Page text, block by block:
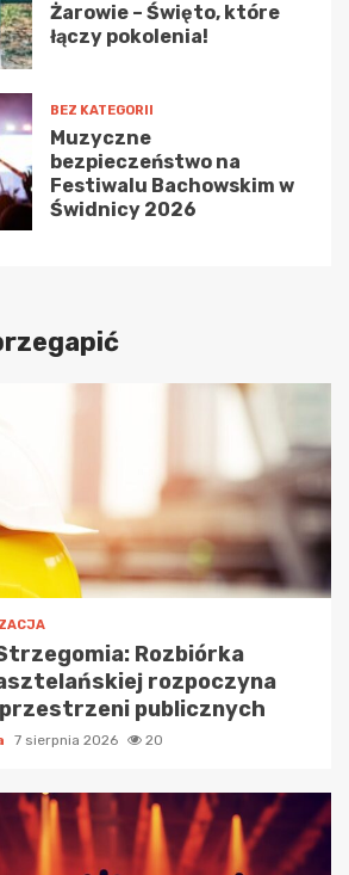
Żarowie – Święto, które
łączy pokolenia!
BEZ KATEGORII
Muzyczne
bezpieczeństwo na
Festiwalu Bachowskim w
Świdnicy 2026
Rozbiórka
rozpoczyna
publicznych
7 sierpnia 2026 20